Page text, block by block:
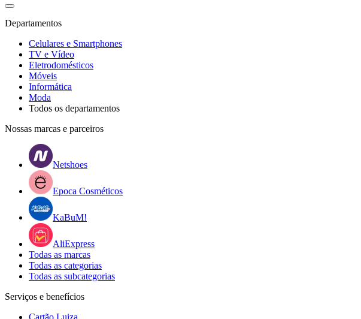
Departamentos
Celulares e Smartphones
TV e Vídeo
Eletrodomésticos
Móveis
Informática
Moda
Todos os departamentos
Nossas marcas e parceiros
Netshoes
Epoca Cosméticos
KaBuM!
AliExpress
Todas as marcas
Todas as categorias
Todas as subcategorias
Serviços e benefícios
Cartão Luiza